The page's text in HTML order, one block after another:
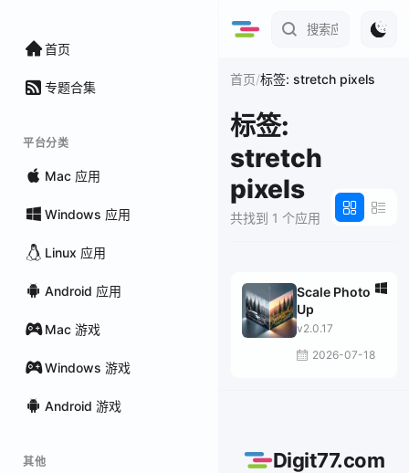
首页
专题合集
平台分类
Mac 应用
Windows 应用
Linux 应用
Android 应用
Mac 游戏
Windows 游戏
Android 游戏
其他
首页/标签: stretch pixels
标签:
stretch
pixels
共找到 1 个应用
Scale Photo
Up
v2.0.17
2026-07-18
Digit77.com